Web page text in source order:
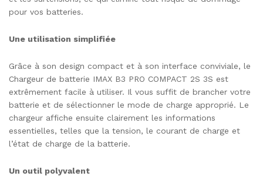
pour vos batteries.
Une utilisation simplifiée
Grâce à son design compact et à son interface conviviale, le
Chargeur de batterie IMAX B3 PRO COMPACT 2S 3S est
extrêmement facile à utiliser. Il vous suffit de brancher votre
batterie et de sélectionner le mode de charge approprié. Le
chargeur affiche ensuite clairement les informations
essentielles, telles que la tension, le courant de charge et
l’état de charge de la batterie.
Un outil polyvalent